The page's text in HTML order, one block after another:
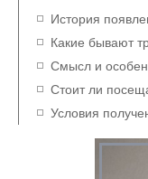
История
Какие бывают
Смысл и
Стоит ли
Условия